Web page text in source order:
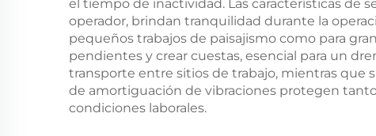
el tiempo de inactividad. Las características de
operador, brindan tranquilidad durante la
pequeños trabajos de paisajismo como para
pendientes y crear cuestas, esencial para un
transporte entre sitios de trabajo, mientras que
de amortiguación de vibraciones protegen
condiciones laborales.